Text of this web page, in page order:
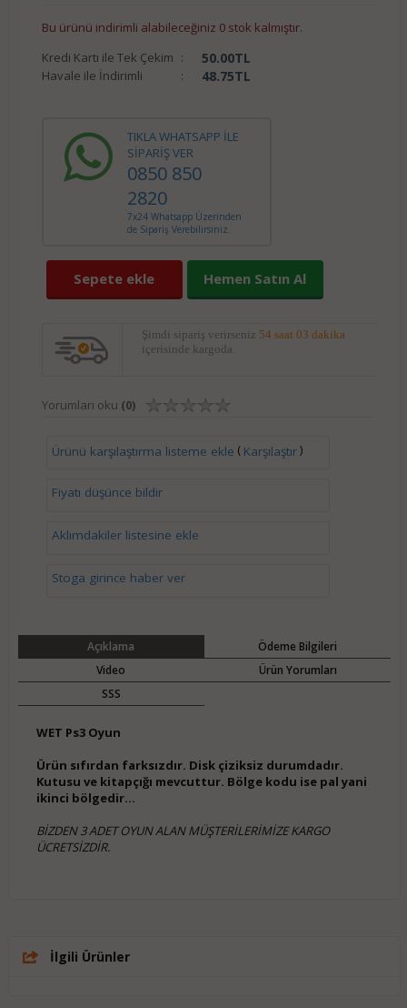
Bu ürünü indirimli alabileceğiniz 0 stok kalmıştır.
Kredi Kartı ile Tek Çekim : 50.00TL
Havale ile İndirimli : 48.75TL
TIKLA WHATSAPP İLE
SİPARİŞ VER
0850 850
2820
7x24 Whatsapp Üzerinden
de Sipariş Verebilirsiniz.
Sepete ekle Hemen Satın Al
Şimdi sipariş verirseniz 54 saat 03 dakika
içerisinde kargoda.
Yorumları oku (0)
Ürünü karşılaştırma listeme ekle ( Karşılaştır)
Fiyatı düşünce bildir
Aklımdakiler listesine ekle
Stoga girince haber ver
Açıklama
Ödeme Bilgileri
Video
Ürün Yorumları
SSS
WET Ps3 Oyun
Ürün sıfırdan farksızdır. Disk çiziksiz durumdadır.
Kutusu ve kitapçığı mevcuttur. Bölge kodu ise pal yani
ikinci bölgedir...
BİZDEN 3 ADET OYUN ALAN MÜŞTERİLERİMİZE KARGO
ÜCRETSİZDİR.
İlgili Ürünler